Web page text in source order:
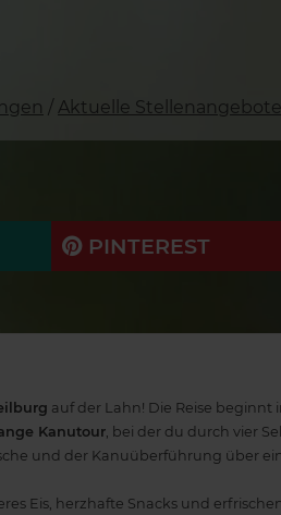
/ Aktuelle Stellenangebote
PINTEREST
auf der Lahn! Die Reise
Kanutour , bei der du durch vier
und der Kanuüberführung über
Eis, herzhafte Snacks und